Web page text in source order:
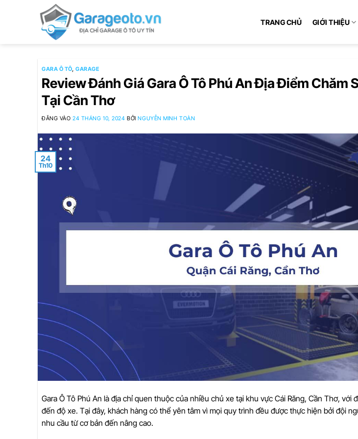
TRANG CHỦ GIỚI THIỆU
GARA Ô TÔ,GARAGE
Review Đánh Giá Gara Ô Tô Phú An Địa Điểm Chăm
Tại Cần Thơ
ĐĂNG VÀO24 THÁNG 10, 2024 BỞINGUYỄN MINH TOÀN
24
Th10
Gara Ô Tô Phú An là địa chỉ quen thuộc của nhiều chủ xe tại khu vực Cái Răng, Cần Thơ, với
đến độ xe. Tại đây, khách hàng có thể yên tâm vì mọi quy trình đều được thực hiện bởi đội
nhu cầu từ cơ bản đến nâng cao.